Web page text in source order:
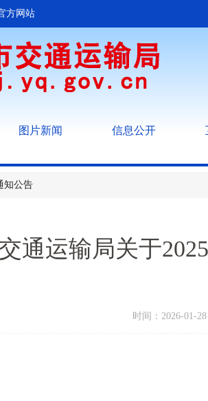
方网站
图片新闻 信息公开
知公告
通运输局关于
时间：2026-